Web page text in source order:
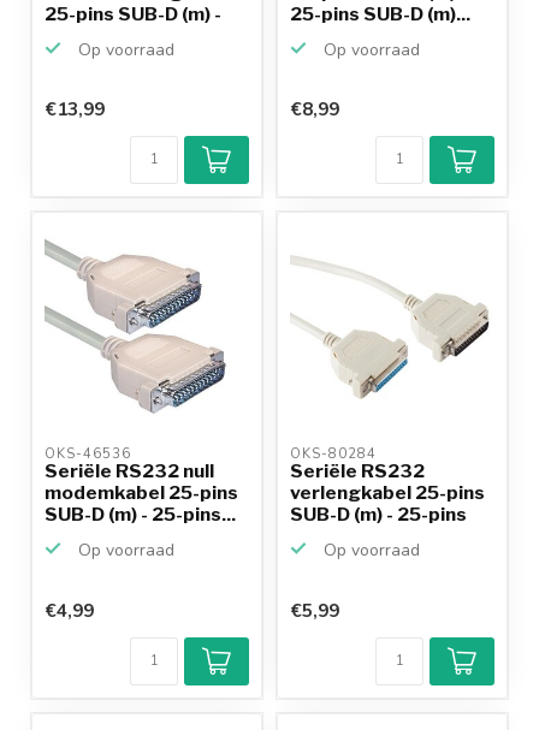
25-pins SUB-D (m) -
Op voorraad
€13,99
25-pins SUB-D (m)...
Op voorraad
9,2/10
Achteraf
betalen mogelijk
€8,99
OKS-46536
Seriële RS232 null
modemkabel 25-pins
SUB-D (m) - 25-pins...
Op voorraad
€4,99
OKS-80284
Seriële RS232
verlengkabel 25-pins
SUB-D (m) - 25-pins
Op voorraad
€5,99